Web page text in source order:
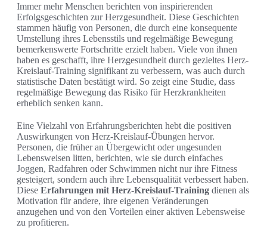
Immer mehr Menschen berichten von inspirierenden
Erfolgsgeschichten zur Herzgesundheit. Diese Geschichten
stammen häufig von Personen, die durch eine konsequente
Umstellung ihres Lebensstils und regelmäßige Bewegung
bemerkenswerte Fortschritte erzielt haben. Viele von ihnen
haben es geschafft, ihre Herzgesundheit durch gezieltes Herz-
Kreislauf-Training signifikant zu verbessern, was auch durch
statistische Daten bestätigt wird. So zeigt eine Studie, dass
regelmäßige Bewegung das Risiko für Herzkrankheiten
erheblich senken kann.
Eine Vielzahl von Erfahrungsberichten hebt die positiven
Auswirkungen von Herz-Kreislauf-Übungen hervor.
Personen, die früher an Übergewicht oder ungesunden
Lebensweisen litten, berichten, wie sie durch einfaches
Joggen, Radfahren oder Schwimmen nicht nur ihre Fitness
gesteigert, sondern auch ihre Lebensqualität verbessert haben.
Diese Erfahrungen mit Herz-Kreislauf-Training dienen als
Motivation für andere, ihre eigenen Veränderungen
anzugehen und von den Vorteilen einer aktiven Lebensweise
zu profitieren.